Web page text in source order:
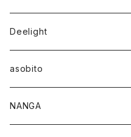
Deelight
asobito
NANGA